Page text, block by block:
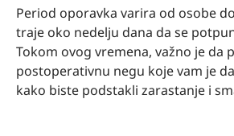
Period oporavka varira od osobe
traje oko nedelju dana da se
Tokom ovog vremena, važno je da
postoperativnu negu koje vam je
kako biste podstakli zarastanje i